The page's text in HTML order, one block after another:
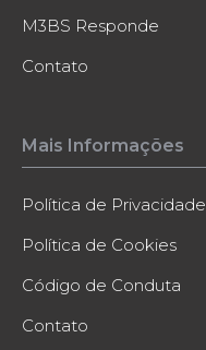
M3BS Responde
Contato
Mais Informações
Política de Privacidade
Política de Cookies
Código de Conduta
Contato